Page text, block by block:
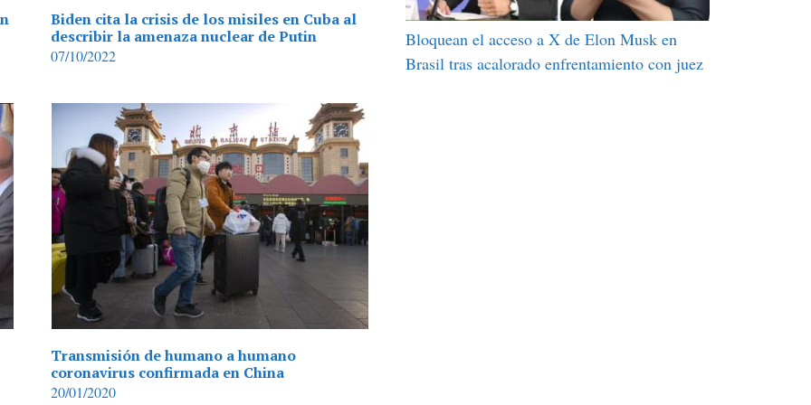
Biden cita la crisis de los misiles en Cuba al
describir la amenaza nuclear de Putin
07/10/2022
Transmisión de humano a humano
coronavirus confirmada en China
20/01/2020
Bloquean el acceso a X de Elon Musk en
Brasil tras acalorado enfrentamiento con juez